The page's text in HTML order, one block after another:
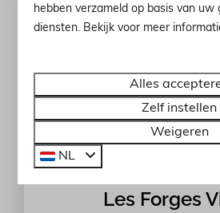
Les Forges
hebben verzameld op basis van uw
diensten. Bekijk voor meer
Alles
Zelf instellen
Weigeren
NL